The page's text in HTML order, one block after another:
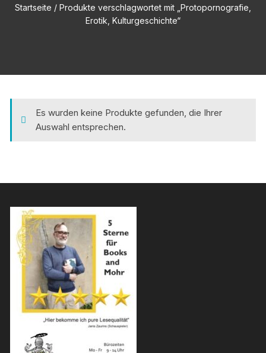
Startseite / Produkte verschlagwortet mit „Protopornografie,
Erotik, Kulturgeschichte“
Es wurden keine Produkte gefunden, die Ihrer
Auswahl entsprechen.